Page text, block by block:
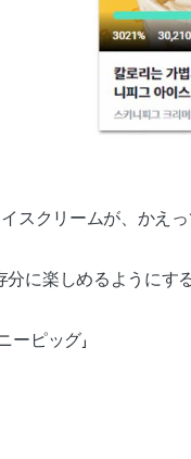
スクリームが、かえ
に楽しめるようにす
ーピッグ」